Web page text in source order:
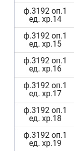
ф.3192 оп.1
ед. хр.14
ф.3192 оп.1
ед. хр.15
ф.3192 оп.1
ед. хр.16
ф.3192 оп.1
ед. хр.17
ф.3192 оп.1
ед. хр.18
ф.3192 оп.1
ед. хр.19